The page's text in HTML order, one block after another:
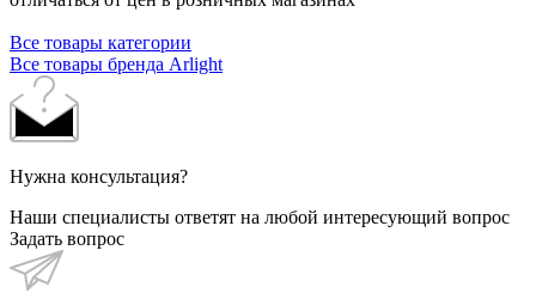
Все товары категории
Все товары бренда Arlight
Нужна консультация?
Наши специалисты ответят на любой интересующий вопрос
Задать вопрос